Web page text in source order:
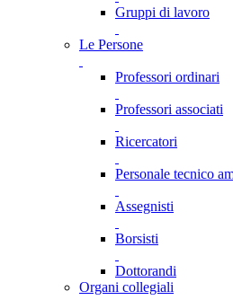
Gruppi di lavoro
Le Persone
Professori ordinari
Professori associati
Ricercatori
Personale tecnico
Assegnisti
Borsisti
Dottorandi
Organi collegiali